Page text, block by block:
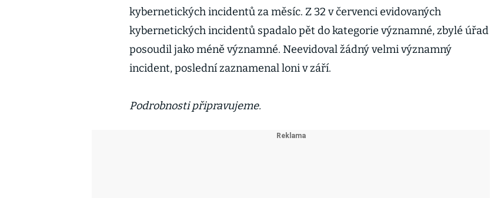
kybernetických incidentů za měsíc. Z 32 v červenci evidovaných
kybernetických incidentů spadalo pět do kategorie významné, zbylé úřad
posoudil jako méně významné. Neevidoval žádný velmi významný
incident, poslední zaznamenal loni v září.
Podrobnosti připravujeme.